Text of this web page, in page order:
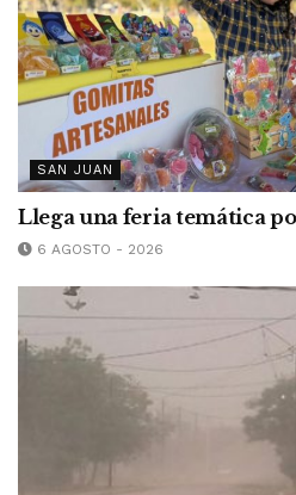
SAN JUAN
Llega una feria temática
6 AGOSTO - 2026